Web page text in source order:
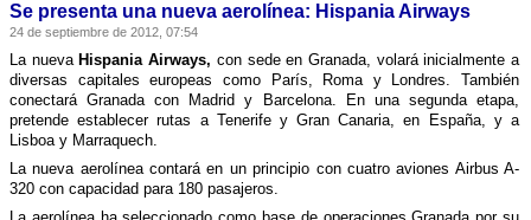
muy
Se presenta una nueva aerolí­nea: Hispania Airways
24 de septiembre de 2012, 07:54
La nueva Hispania Airways, con sede en Granada, volará inicialmente a
diversas capitales europeas como Parí­s, Roma y Londres. También
conectará Granada con Madrid y Barcelona. En una segunda etapa,
pretende establecer rutas a Tenerife y Gran Canaria, en España, y a
Lisboa y Marraquech.
La nueva aerolí­nea contará en un principio con cuatro aviones Airbus A-
320 con capacidad para 180 pasajeros.